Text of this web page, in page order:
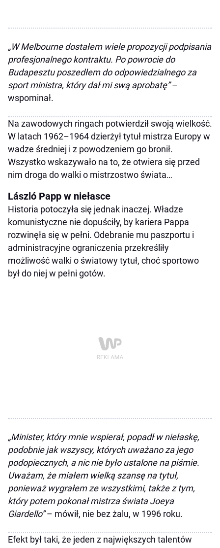
„W Melbourne dostałem wiele propozycji podpisania
profesjonalnego kontraktu. Po powrocie do
Budapesztu poszedłem do odpowiedzialnego za
sport ministra, który dał mi swą aprobatę”–
wspominał.
Na zawodowych ringach potwierdził swoją wielkość.
W latach 1962–1964 dzierżył tytuł mistrza Europy w
wadze średniej i z powodzeniem go bronił.
Wszystko wskazywało na to, że otwiera się przed
nim droga do walki o mistrzostwo świata…
László Papp w niełasce
Historia potoczyła się jednak inaczej. Władze
komunistyczne nie dopuściły, by kariera Pappa
rozwinęła się w pełni. Odebranie mu paszportu i
administracyjne ograniczenia przekreśliły
możliwość walki o światowy tytuł, choć sportowo
był do niej w pełni gotów.
„Minister, który mnie wspierał, popadł w niełaskę,
podobnie jak wszyscy, których uważano za jego
podopiecznych, a nic nie było ustalone na piśmie.
Uważam, że miałem wielką szansę na tytuł,
ponieważ wygrałem ze wszystkimi, także z tym,
który potem pokonał mistrza świata Joeya
Giardello”– mówił, nie bez żalu, w 1996 roku.
Efekt był taki, że jeden z największych talentów